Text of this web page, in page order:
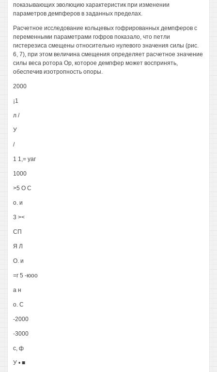
показывающих эволюцию характеристик при изменении
параметров демпферов в заданных пределах.
Расчетное исследование кольцевых гофрированных демпферов с
переменными параметрами гофров показало, что петли
гистерезиса смещены относительно нулевого значения силы (рис.
6, 7), при этом величина смещения определяет расчетное значение
силы веса ротора Ор, которое демпфер может воспринять,
обеспечив изотропность опоры.
2000
¡1
л /
У
/
1 1,= уаг
1000
>5 О С
о. и
3 ><
СП
Я Л
О. и
=г 5 -юоо
а н
о. С
-2000
-3000
с, ф
У • ■